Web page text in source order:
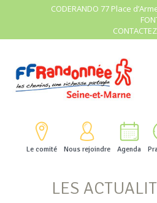
CODERANDO 77 Place
Le comité Nous rejoindre Agenda
LES